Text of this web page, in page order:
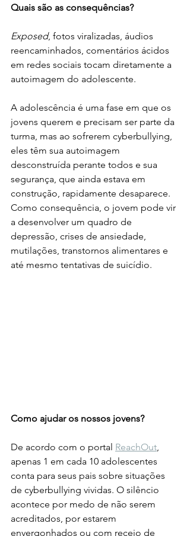
Quais são as consequências?
Exposed, fotos viralizadas, áudios
reencaminhados, comentários ácidos
em redes sociais tocam diretamente a
autoimagem do adolescente.
A adolescência é uma fase em que os
jovens querem e precisam ser parte da
turma, mas ao sofrerem cyberbullying,
eles têm sua autoimagem
desconstruída perante todos e sua
segurança, que ainda estava em
construção, rapidamente desaparece.
Como consequência, o jovem pode vir
a desenvolver um quadro de
depressão, crises de ansiedade,
mutilações, transtornos alimentares e
até mesmo tentativas de suicídio.
Como ajudar os nossos jovens?
De acordo com o portal ReachOut
apenas 1 em cada 10 adolescentes
conta para seus pais sobre situações
de cyberbullying vividas. O silêncio
acontece por medo de não serem
acreditados, por estarem
envergonhados ou com receio de